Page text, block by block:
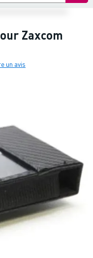
Zaxcom
un avis